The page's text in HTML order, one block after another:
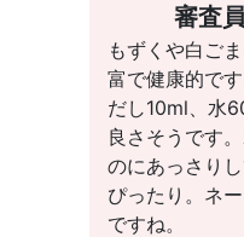
審査
もずくや白ご
富で健康的で
だし10ml、水
良さそうです
のにあっさり
ぴったり。ネ
ですね。